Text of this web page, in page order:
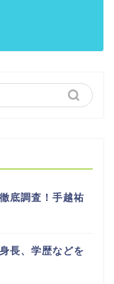
底調査！手越祐
長、学歴などを